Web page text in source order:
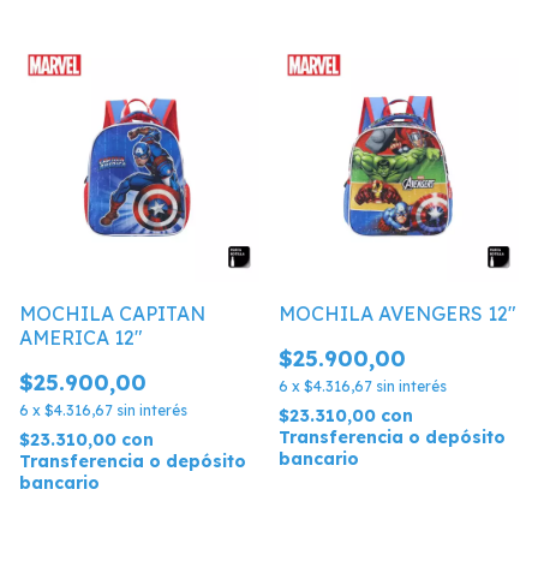
MOCHILA CAPITAN
AMERICA 12"
$25.900,00
6 x $4.316,67 sin interés
$23.310,00 con
Transferencia o depósito
bancario
MOCHILA AVENGERS 12"
$25.900,00
6 x $4.316,67 sin interés
$23.310,00 con
Transferencia o depósito
bancario